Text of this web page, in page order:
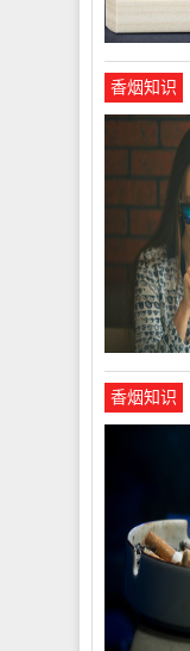
香烟知识
香烟知识